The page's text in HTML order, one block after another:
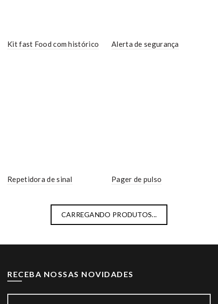
Kit fast Food com histórico Alerta de segurança
Repetidora de sinal Pager de pulso
CARREGANDO PRODUTOS...
RECEBA NOSSAS NOVIDADES